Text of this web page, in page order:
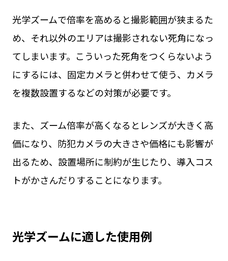
光学ズームで倍率を高めると撮影範囲が狭まるた
め、それ以外のエリアは撮影されない死角になっ
てしまいます。こういった死角をつくらないよう
にするには、固定カメラと併わせて使う、カメラ
を複数設置するなどの対策が必要です。
また、ズーム倍率が高くなるとレンズが大きく高
価になり、防犯カメラの大きさや価格にも影響が
出るため、設置場所に制約が生じたり、導入コス
トがかさんだりすることになります。
光学ズームに適した使用例